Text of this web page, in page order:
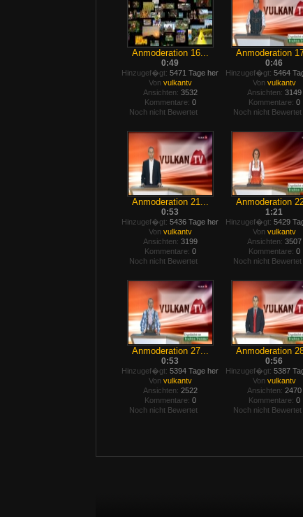
Anmoderation 16...
0:49
Hinzugef�gt: 5471 Tage her
Von vulkantv
Ansichten: 3532
Kommentare: 0
Noch nicht Bewertet
Anmoderation
0:46
Hinzugef�gt: 5464
Von vulkantv
Ansichten: 3149
Kommentare: 0
Noch nicht Bewertet
Anmoderation 21...
0:53
Hinzugef�gt: 5436 Tage her
Von vulkantv
Ansichten: 3199
Kommentare: 0
Noch nicht Bewertet
Anmoderation
1:21
Hinzugef�gt: 5429
Von vulkantv
Ansichten: 3507
Kommentare: 0
Noch nicht Bewertet
Anmoderation 27...
0:53
Hinzugef�gt: 5394 Tage her
Von vulkantv
Ansichten: 2522
Kommentare: 0
Noch nicht Bewertet
Anmoderation
0:56
Hinzugef�gt: 5387
Von vulkantv
Ansichten: 2470
Kommentare: 0
Noch nicht Bewertet